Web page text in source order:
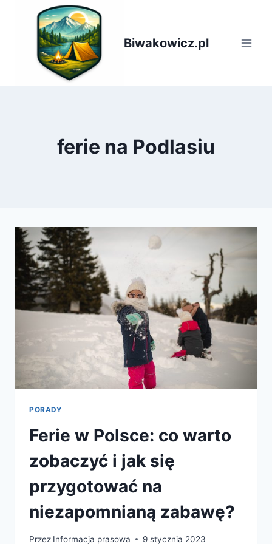
Biwakowicz.pl
ferie na Podlasiu
PORADY
Ferie w Polsce: co warto
zobaczyć i jak się
przygotować na
niezapomnianą zabawę?
Przez Informacja prasowa 9 stycznia 2023